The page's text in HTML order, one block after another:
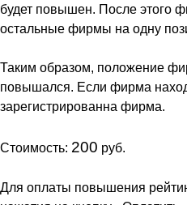
будет повышен. После этого
остальные фирмы на одну
Таким образом, положение
повышался. Если фирма
зарегистрированна фирма.
Стоимость: 200 руб.
Для оплаты повышения